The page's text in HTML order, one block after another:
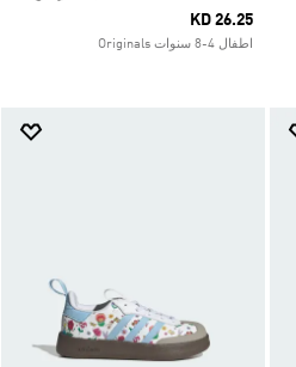
KD 26.25
اطفال 4-8 سنوات Originals